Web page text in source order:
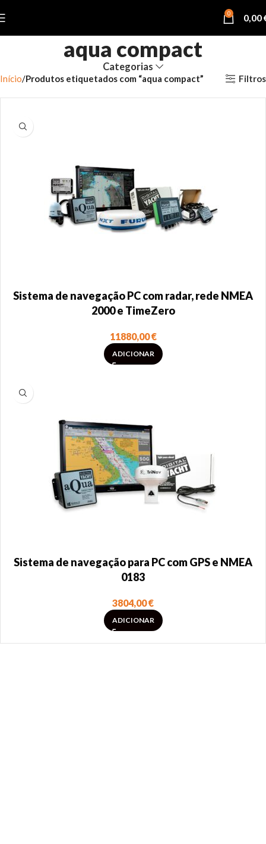
0 0,00
aqua compact
Categorias
Início Produtos etiquetados com “aqua compact” Filtros
Sistema de navegação PC com radar, rede NMEA
2000 e TimeZero
11880,00€
ADICIONAR
Sistema de navegação para PC com GPS e NMEA
0183
3804,00€
ADICIONAR